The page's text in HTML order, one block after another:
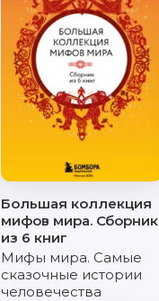
Большая коллекция
мифов мира. Сборник
из 6 книг
Мифы мира. Самые
сказочные истории
человечества